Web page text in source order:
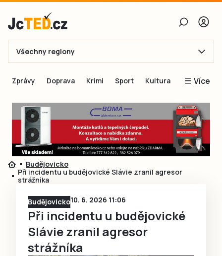
E-mail
Obnovit heslo
Přihlásit se
Přihlásit se přes Facebook
Všechny regiony
Zprávy Doprava Krimi Sport Kultura Více
Blogy
Inspirace
Čtenáři píší
Speciální přílohy
Budějovicko
Při incidentu u budějovické Slávie zranil agresor
strážníka
Budějovicko10. 6. 2026 11:06
Při incidentu u budějovické
Slávie zranil agresor
strážníka